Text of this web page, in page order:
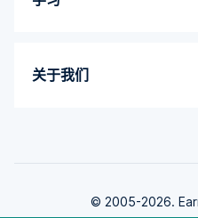
关于我们
© 2005-2026.